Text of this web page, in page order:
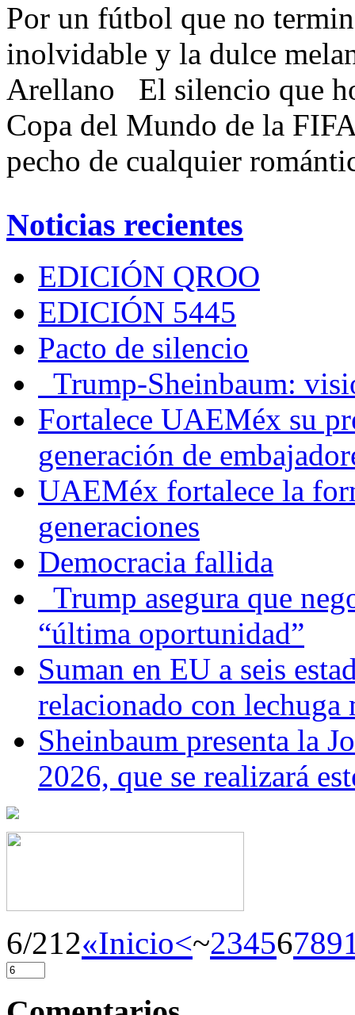
Por un fútbol que no
inolvidable y la dulce
Arellano El silencio que
Copa del Mundo de la
pecho de cualquier
Noticias recientes
EDICIÓN QROO
EDICIÓN 5445
Pacto de silencio
Trump-Sheinbaum:
Fortalece UAEMéx su
generación de
UAEMéx fortalece la
generaciones
Democracia fallida
Trump asegura que
“última oportunidad”
Suman en EU a seis
relacionado con lechuga
Sheinbaum presenta la
2026, que se realizará
6/212«Inicio<~23456789